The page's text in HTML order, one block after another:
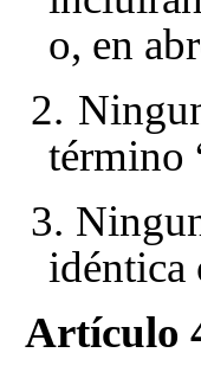
o, en
2.
término
3.
idéntica
Artículo